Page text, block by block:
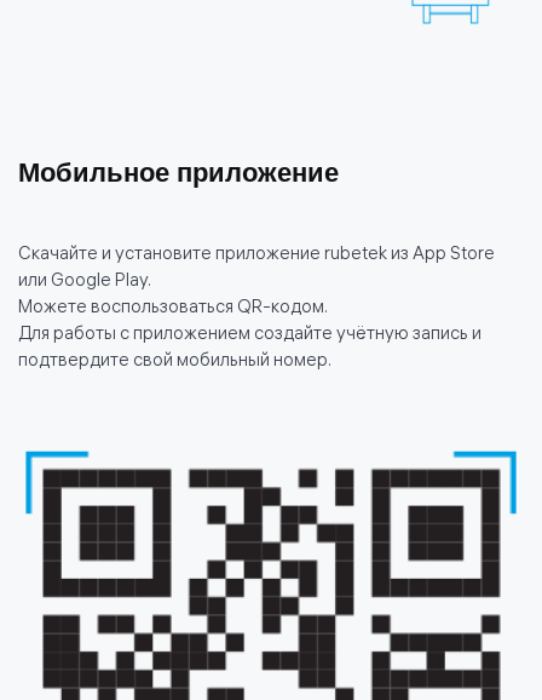
Мобильное приложение
Скачайте и установите приложение rubetek из App Store
или Google Play.
Можете воспользоваться QR-кодом.
Для работы с приложением создайте учётную запись и
подтвердите свой мобильный номер.